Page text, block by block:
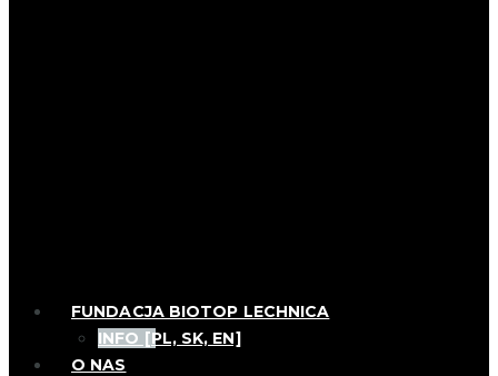
FUNDACJA BIOTOP LECHNICA
INFO [PL, SK, EN]
O NAS